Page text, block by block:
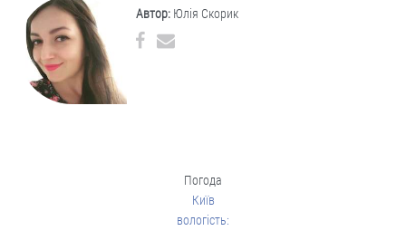
Автор: Юлія Скорик
Погода
Київ
вологість: